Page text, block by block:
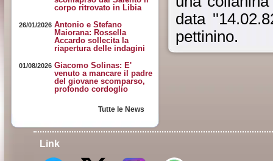
corpo ritrovato in Libia
26/01/2026 Antonio e Stefano
Maiorana: Rossella
Accardo sollecita la
riapertura delle indagini
01/08/2026 Giacomo Solinas: E'
venuto a mancare il padre
del giovane scomparso,
profondo cordoglio
Tutte le News
data
pettinino.
Link